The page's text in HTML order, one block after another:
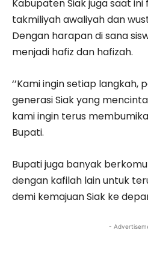
Kabupaten Siak juga saat
takmiliyah awaliyah dan
Dengan harapan di sana
menjadi hafiz dan hafizah.
‘’Kami ingin setiap langkah,
generasi Siak yang
kami ingin terus
Bupati.
Bupati juga banyak
dengan kafilah lain untuk
demi kemajuan Siak ke
-